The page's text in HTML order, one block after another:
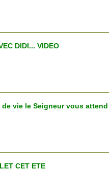
DIDI... VIDEO
de vie le Seigneur vous attend
CET ETE